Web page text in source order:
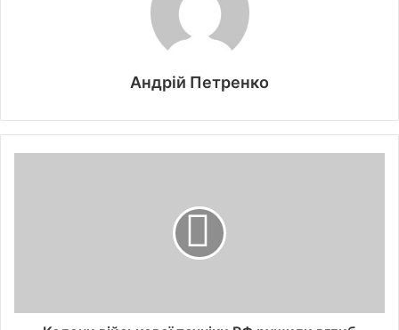
Андрій Петренко